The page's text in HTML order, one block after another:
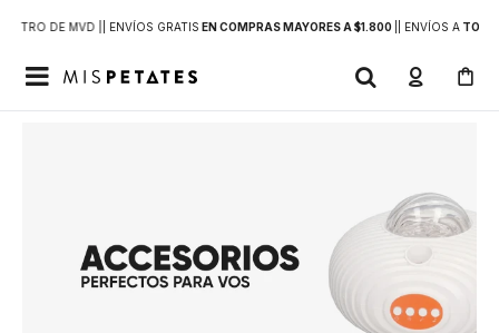
DE MVD | | ENVÍOS GRATIS EN COMPRAS MAYORES A $1.800 | ENVÍOS ATODO
